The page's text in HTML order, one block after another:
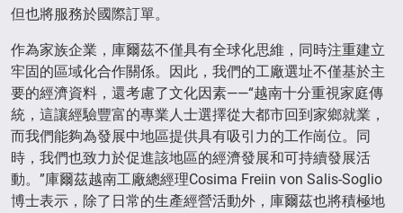
但也將服務於國際訂單。
作為家族企業，庫爾茲不僅具有全球化思維，同時注重建立
牢固的區域化合作關係。因此，我們的工廠選址不僅基於主
要的經濟資料，還考慮了文化因素——“越南十分重視家庭傳
統，這讓經驗豐富的專業人士選擇從大都市回到家鄉就業，
而我們能夠為發展中地區提供具有吸引力的工作崗位。同
時，我們也致力於促進該地區的經濟發展和可持續發展活
動。”庫爾茲越南工廠總經理Cosima Freiin von Salis-Soglio
博士表示，除了日常的生產經營活動外，庫爾茲也將積極地